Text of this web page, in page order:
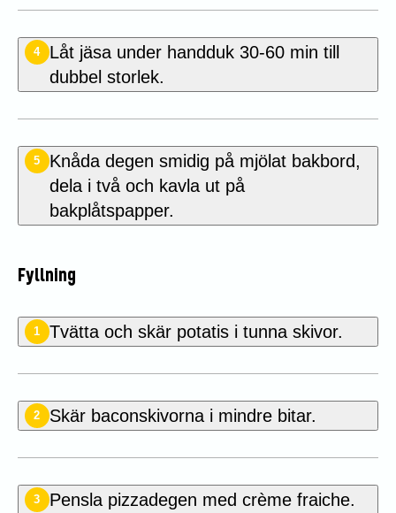
4
Låt jäsa under handduk 30-60 min till
dubbel storlek.
5
Knåda degen smidig på mjölat bakbord,
dela i två och kavla ut på
bakplåtspapper.
Fyllning
1 Tvätta och skär potatis i tunna skivor.
2 Skär baconskivorna i mindre bitar.
3
Pensla pizzadegen med crème fraiche.